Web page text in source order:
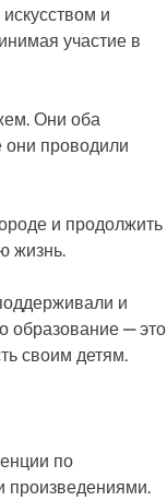
и
участие в
Они оба
они проводили
и продолжить
жизнь.
и
образование — это
своим детям.
по
произведениями.